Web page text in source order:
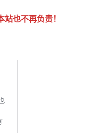
也不再负责！